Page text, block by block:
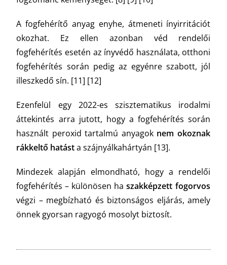
A fogfehérítő anyag enyhe, átmeneti ínyirritációt
okozhat. Ez ellen azonban véd rendelői
fogfehérítés esetén az ínyvédő használata, otthoni
fogfehérítés során pedig az egyénre szabott, jól
illeszkedő sín. [11] [12]
Ezenfelül egy 2022-es szisztematikus irodalmi
áttekintés arra jutott, hogy a fogfehérítés során
használt peroxid tartalmú anyagok nem okoznak
rákkeltő hatásta szájnyálkahártyán [13].
Mindezek alapján elmondható, hogy a rendelői
fogfehérítés – különösen haszakképzett fogorvos
végzi – megbízható és biztonságos eljárás, amely
önnek gyorsan ragyogó mosolyt biztosít.